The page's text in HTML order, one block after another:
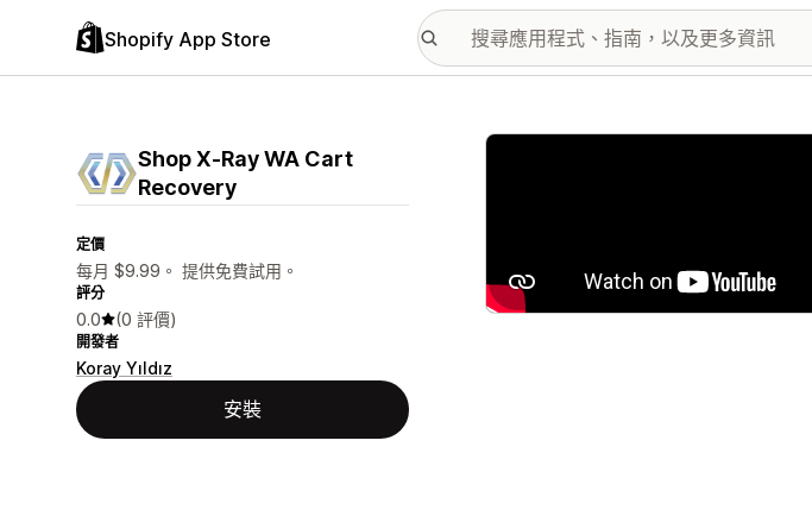
Shopify App Store
Shop X‑Ray WA Cart
Recovery
定價
每月 $9.99。 提供免費試用。
評分
0.0 (0 評價)
開發者
Koray Yıldız
安裝
主要圖片圖庫